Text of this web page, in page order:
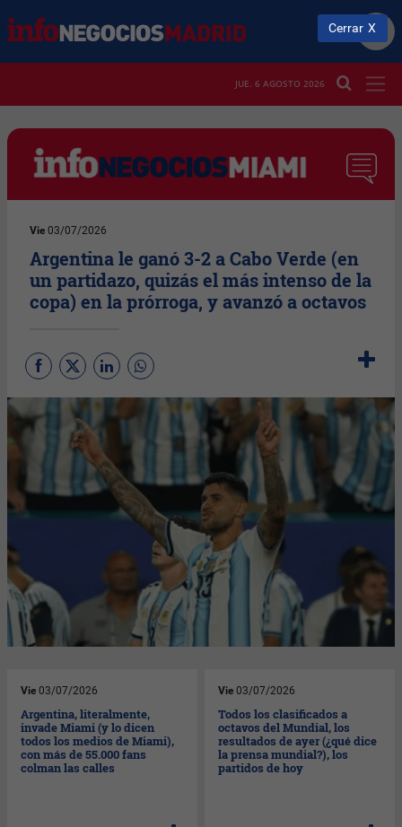
JUE. 6 AGOSTO 2026
Vie 03/07/2026
Argentina le ganó 3-2 a Cabo Verde (en
un partidazo, quizás el más intenso de la
copa) en la prórroga, y avanzó a octavos
Vie 03/07/2026
Argentina, literalmente,
invade Miami (y lo dicen
todos los medios de Miami),
con más de 55.000 fans
colman las calles
Vie 03/07/2026
Todos los clasificados a
octavos del Mundial, los
resultados de ayer (¿qué dice
la prensa mundial?), los
partidos de hoy
Cerrar